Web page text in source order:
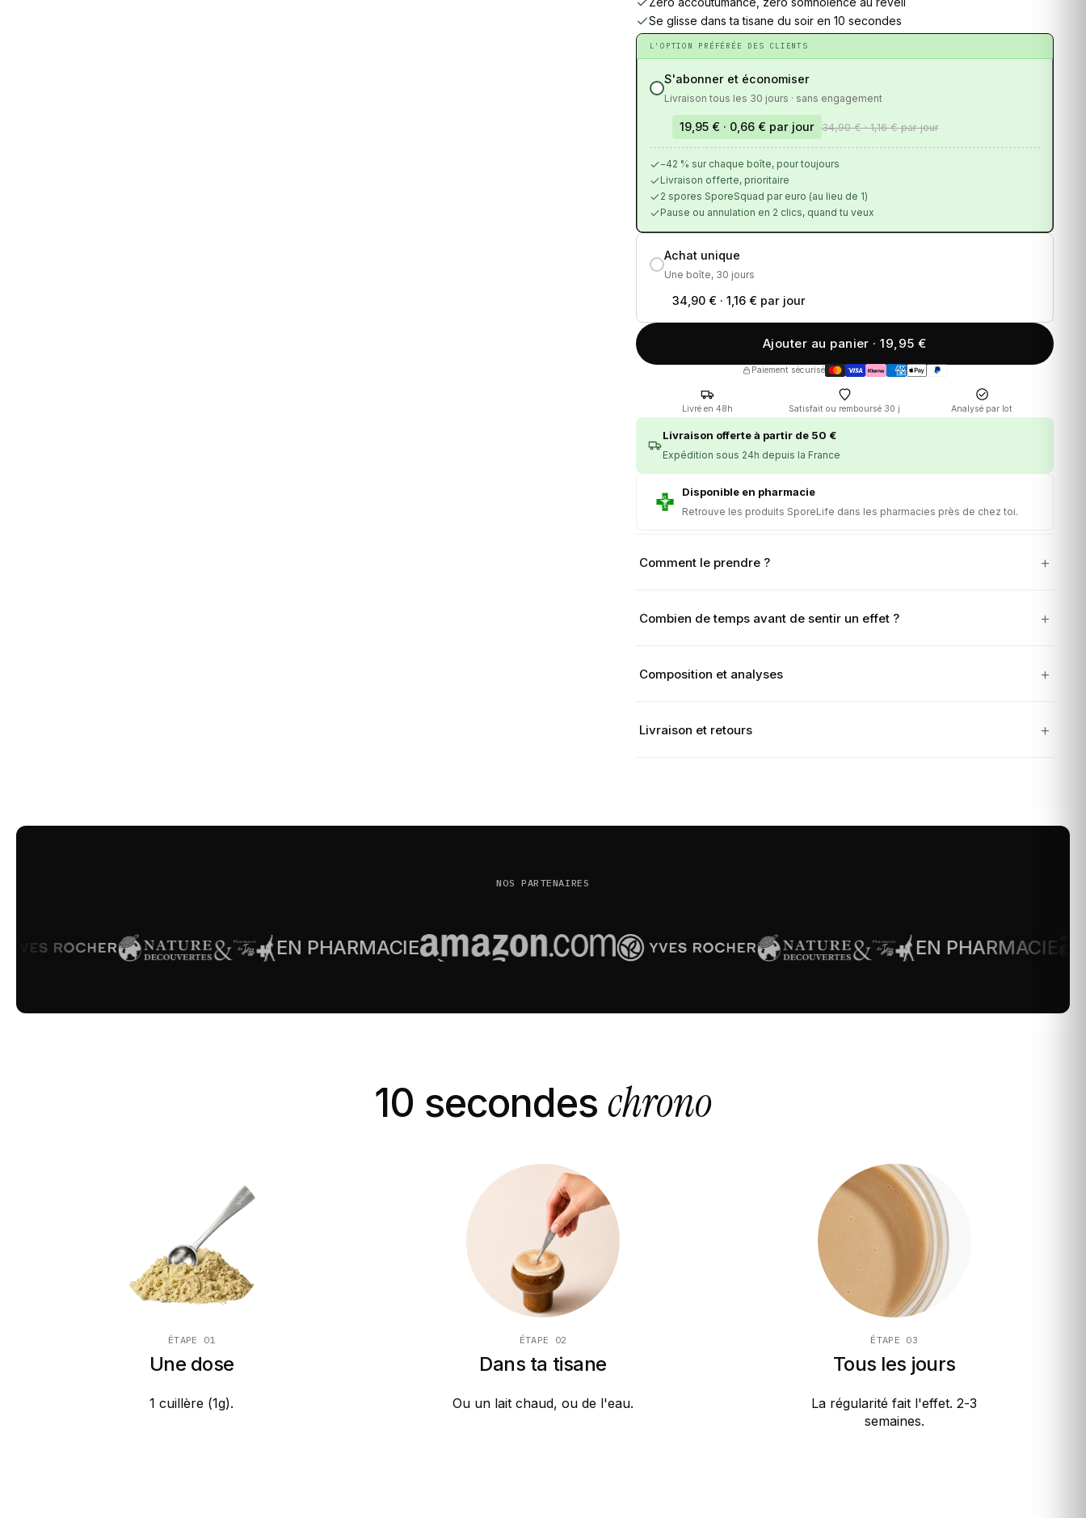
Se glisse dans ta tisane du soir en 10 secondes
L'OPTION PRÉFÉRÉE DES CLIENTS
S'abonner et économiser
Livraison tous les 30 jours · sans engagement
19,95 € · 0,66 € par jour 34,90 €· 1,16 € par jour
−42 % sur chaque boîte, pour toujours
Livraison offerte, prioritaire
2 spores SporeSquad par euro (au lieu de 1)
Pause ou annulation en 2 clics, quand tu veux
Achat unique
Une boîte, 30 jours
34,90 € · 1,16 € par jour
Ajouter au panier · 19,95 €
Paiement sécurisé
Livré en 48h Satisfait ou remboursé 30 j Analysé par lot
Livraison offerte à partir de 50 €
Expédition sous 24h depuis la France
Disponible en pharmacie
Retrouve les produits SporeLife dans les pharmacies près de chez toi.
Comment le prendre ?
Combien de temps avant de sentir un effet ?
Composition et analyses
Livraison et retours
NOS PARTENAIRES
EN PHARMACIE EN PHARMACIE
10 secondeschrono
ÉTAPE 01
Une dose
1 cuillère (1g).
ÉTAPE 02
Dans ta tisane
Ou un lait chaud, ou de l'eau.
ÉTAPE 03
Tous les jours
La régularité fait l'effet. 2-3
semaines.